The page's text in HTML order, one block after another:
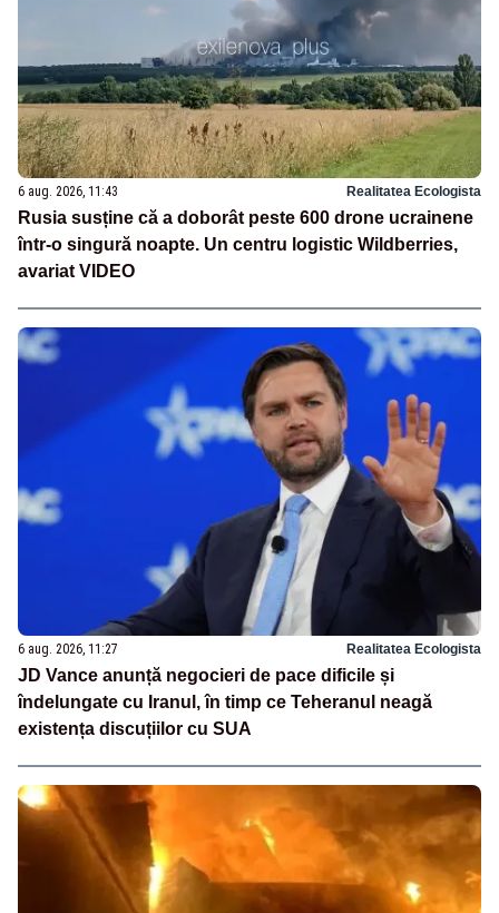
6 aug. 2026, 11:43 Realitatea Ecologista
Rusia susține că a doborât peste 600 drone ucrainene
într-o singură noapte. Un centru logistic Wildberries,
avariat VIDEO
6 aug. 2026, 11:27 Realitatea Ecologista
JD Vance anunță negocieri de pace dificile și
îndelungate cu Iranul, în timp ce Teheranul neagă
existența discuțiilor cu SUA